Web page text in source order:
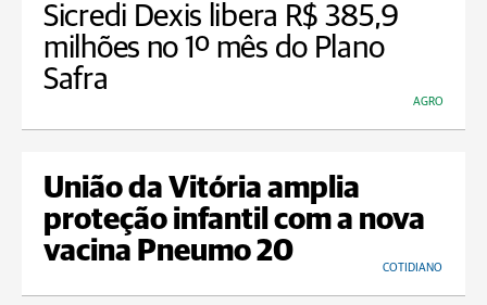
Sicredi Dexis libera R$ 385,9
milhões no 1º mês do Plano
Safra
AGRO
União da Vitória amplia
proteção infantil com a nova
vacina Pneumo 20
COTIDIANO